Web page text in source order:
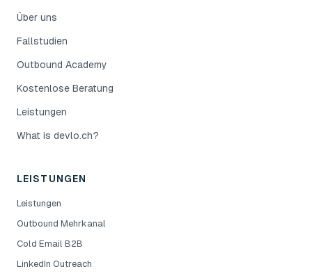
Über uns
Fallstudien
Outbound Academy
Kostenlose Beratung
Leistungen
What is devlo.ch?
LEISTUNGEN
Leistungen
Outbound Mehrkanal
Cold Email B2B
LinkedIn Outreach